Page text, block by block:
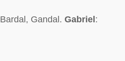
Bardal, Gandal. Gabriel :